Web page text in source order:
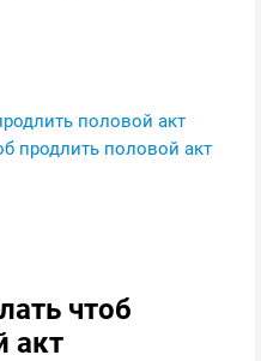
половой акт
продлить половой акт
чтоб
акт